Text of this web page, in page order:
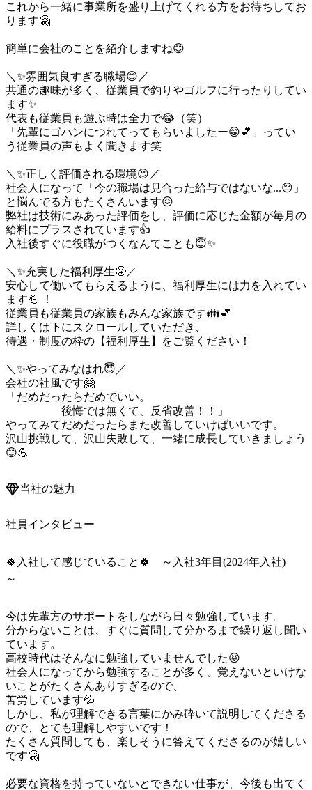
これから一緒に事業所を盛り上げてくれる方をお待ちしてお
ります🤗
簡単に会社のことを紹介しますね😊
＼✨雰囲気良すぎる職場😊／
共通の趣味が多く、従業員で釣りやゴルフに行ったりしてい
ます✨
代表も従業員も遊ぶ時は全力で😂（笑）
「先輩にゴハンにつれてってもらいましたー😁💕」ってい
う従業員の声もよく聞きます笑
＼✨正しく評価される環境😉／
社会人になって「今の職場は見合った給与ではないな...😔」
と悩んでる方もたくさんいます😖
弊社は技術にみあった評価をし、評価に応じた金額が毎月の
給料にプラスされています👍
入社後すぐに役職がつくなんてことも😇✨
＼✨充実した福利厚生😤／
安心して働いてもらえるように、福利厚生には力を入れてい
ます💪 ！
従業員も従業員の家族もみんな家族です👪💕
詳しくは下にスクロールしていただき、
待遇・制度の枠の【福利厚生】をご覧ください！
＼✨やってみなはれ😇／
会社の社風です🤗
「だめだったらだめでいい。
後悔では無くて、反省改善！！」
やってみてだめだったらまた改善していけばいいです。
沢山挑戦して、沢山失敗して、一緒に成長していきましょう
😊💪
当社の魅力
社員インタビュー
🍀入社して感じていること🍀 ～入社3年目(2024年入社)
～
今は先輩方のサポートをしながら日々勉強しています。
分からないことは、すぐに質問して分かるまで繰り返し聞い
ています。
高校時代はそんなに勉強していませんでした😝
社会人になってから勉強することが多く、覚えないといけな
いことがたくさんありすぎるので、
苦労しています💦
しかし、私が理解できる言葉にかみ砕いて説明してくださる
ので、とても理解しやすいです！
たくさん質問しても、楽しそうに答えてくださるのが嬉しい
です🤗
必要な資格を持っていないとできない仕事が、今後も出てく